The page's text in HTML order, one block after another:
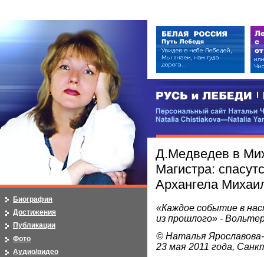
РУСЬ и ЛЕБЕДИ | RUSI —
Персональный сайт Натальи
Д.Медведев в
Магистра:
Архангела
«Каждое событие в
из прошлого» -
© Наталья
23 мая 2011 года,
Биография
Достижения
Публикации
Фото
Аудио/видео